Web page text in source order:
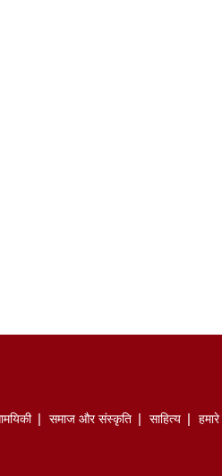
समाज और संस्कृति साहित्‍य